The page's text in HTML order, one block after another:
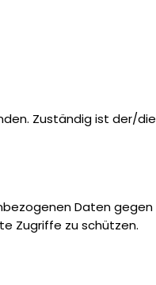
Zuständig ist der/die
Daten gegen
Zugriffe zu schützen.